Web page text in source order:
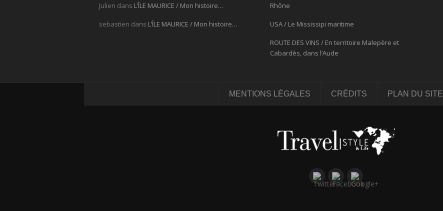
Julien dans L’ÎLE MAURICE / Mon histoire…
sebastien dans L’ÎLE MAURICE / Mon histoire…
Rhône
USA / Le Mississipi maritime
ROUTE DES VINS / En territoire Malepère et
Cabardès, dans l’Aude
MENTIONS LÉGALES CRÉDITS PLAN DU SITE